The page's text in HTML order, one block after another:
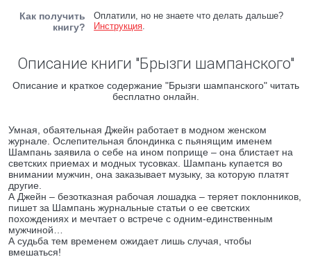
Как получить
книгу?
Оплатили, но не знаете что делать дальше?
Инструкция.
Описание книги "Брызги шампанского"
Описание и краткое содержание "Брызги шампанского" читать
бесплатно онлайн.
Умная, обаятельная Джейн работает в модном женском
журнале. Ослепительная блондинка с пьянящим именем
Шампань заявила о себе на ином поприще – она блистает на
светских приемах и модных тусовках. Шампань купается во
внимании мужчин, она заказывает музыку, за которую платят
другие.
А Джейн – безотказная рабочая лошадка – теряет поклонников,
пишет за Шампань журнальные статьи о ее светских
похождениях и мечтает о встрече с одним-единственным
мужчиной…
А судьба тем временем ожидает лишь случая, чтобы
вмешаться!